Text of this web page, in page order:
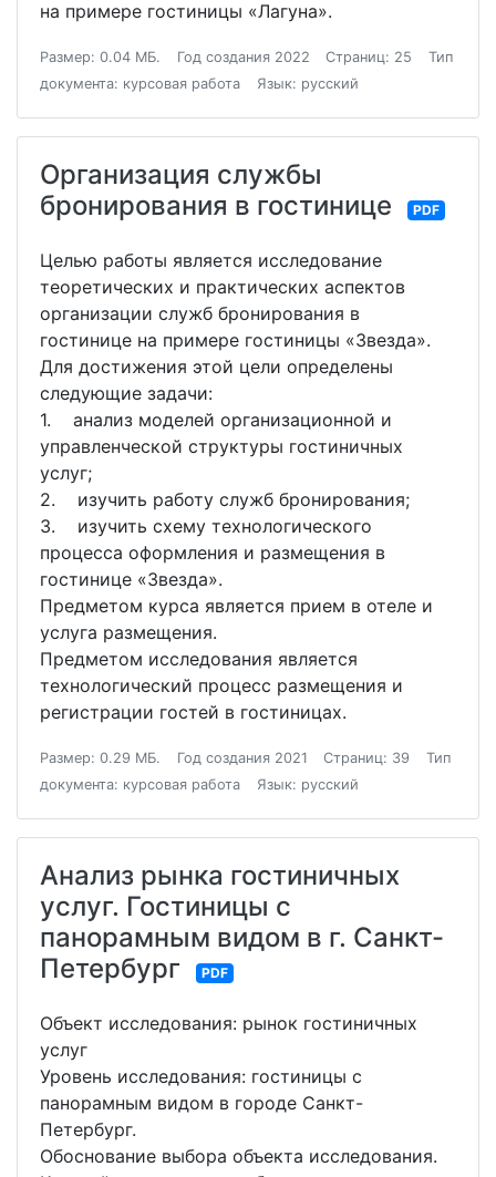
на примере гостиницы «Лагуна».
Размер: 0.04 МБ. Год создания 2022 Страниц: 25
Тип
документа: курсовая работа
Язык: русский
Организация службы
бронирования в гостинице
PDF
Целью работы является исследование
теоретических и практических аспектов
организации служб бронирования в
гостинице на примере гостиницы «Звезда».
Для достижения этой цели определены
следующие задачи:
1. анализ моделей организационной и
управленческой структуры гостиничных
услуг;
2. изучить работу служб бронирования;
3. изучить схему технологического
процесса оформления и размещения в
гостинице «Звезда».
Предметом курса является прием в отеле и
услуга размещения.
Предметом исследования является
технологический процесс размещения и
регистрации гостей в гостиницах.
Размер: 0.29 МБ. Год создания 2021 Страниц: 39
Тип
документа: курсовая работа
Язык: русский
Анализ рынка гостиничных
услуг. Гостиницы с
панорамным видом в г. Санкт-
Петербург
PDF
Объект исследования: рынок гостиничных
услуг
Уровень исследования: гостиницы с
панорамным видом в городе Санкт-
Петербург.
Обоснование выбора объекта исследования.